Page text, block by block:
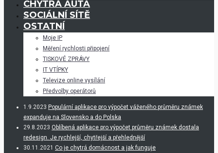
CHYTRÁ AUTA
SOCIÁLNÍ SÍTĚ
OSTATNÍ
Moje IP
Měření rychlosti připojení
TISKOVÉ ZPRÁVY
IT VTÍPKY
Televize online vysílání
Předvolby operátorů
1.9.2023 Populární aplikace pro výpočet váženého průměru známek
expanduje na Slovensko a do Polska
29.8.2023 Oblíbená aplikace pro výpočet průměru známek dostala
redesign. Je rychlejší, chytřejší a přehlednější
30.11.2021 Co je chytrá domácnost a jak funguje